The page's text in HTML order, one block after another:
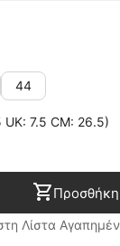
44
UK: 7.5 CM: 26.5)
Λίστα